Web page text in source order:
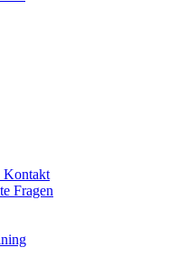
Kontakt
Fragen